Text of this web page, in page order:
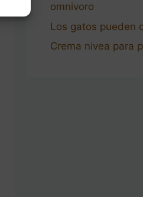
omnivoro
Los gatos pueden
Crema nivea para